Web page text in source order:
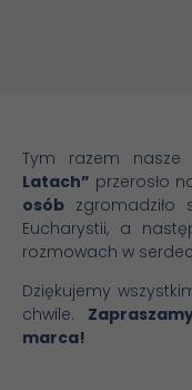
Tym razem
Latach” przerosło
osób zgromadziło
Eucharystii, a
rozmowach w
Dziękujemy
chwile.
marca!